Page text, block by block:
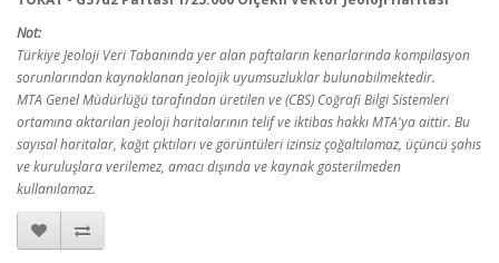
Not:
Türkiye Jeoloji Veri Tabanında yer alan paftaların kenarlarında kompilasyon
sorunlarından kaynaklanan jeolojik uyumsuzluklar bulunabilmektedir.
MTA Genel Müdürlüğü tarafından üretilen ve (CBS) Coğrafi Bilgi Sistemleri
ortamına aktarılan jeoloji haritalarının telif ve iktibas hakkı MTA'ya aittir. Bu
sayısal haritalar, kağıt çıktıları ve görüntüleri izinsiz çoğaltılamaz, üçüncü şahıs
ve kuruluşlara verilemez, amacı dışında ve kaynak gösterilmeden
kullanılamaz.